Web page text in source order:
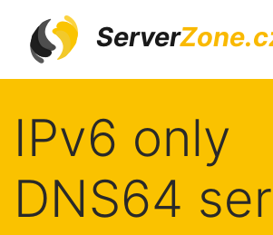
Server
IPv6 only
DNS64